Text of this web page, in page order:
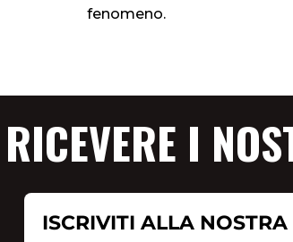
fenomeno.
I
ISCRIVITI ALLA